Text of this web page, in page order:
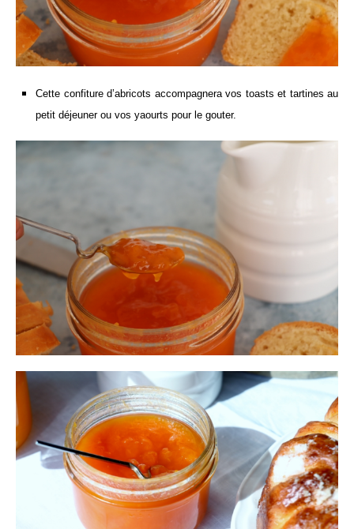
Cette confiture d’abricots accompagnera vos toasts et tartines au
petit déjeuner ou vos yaourts pour le gouter.